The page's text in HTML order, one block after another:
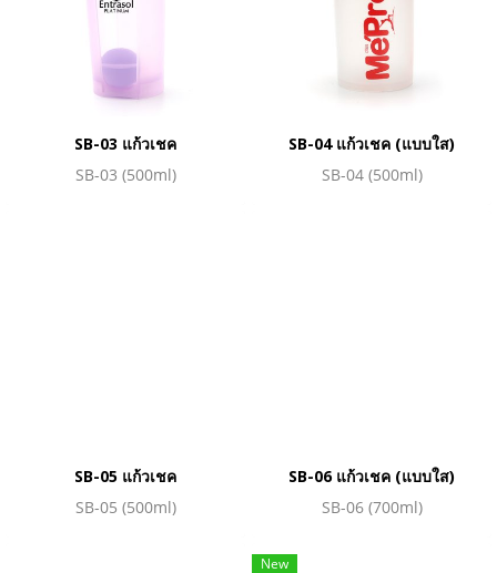
SB-03 แก้วเชค
SB-03 (500ml)
SB-04 แก้วเชค (แบบใส)
SB-04 (500ml)
SB-05 แก้วเชค
SB-05 (500ml)
SB-06 แก้วเชค (แบบใส)
SB-06 (700ml)
New